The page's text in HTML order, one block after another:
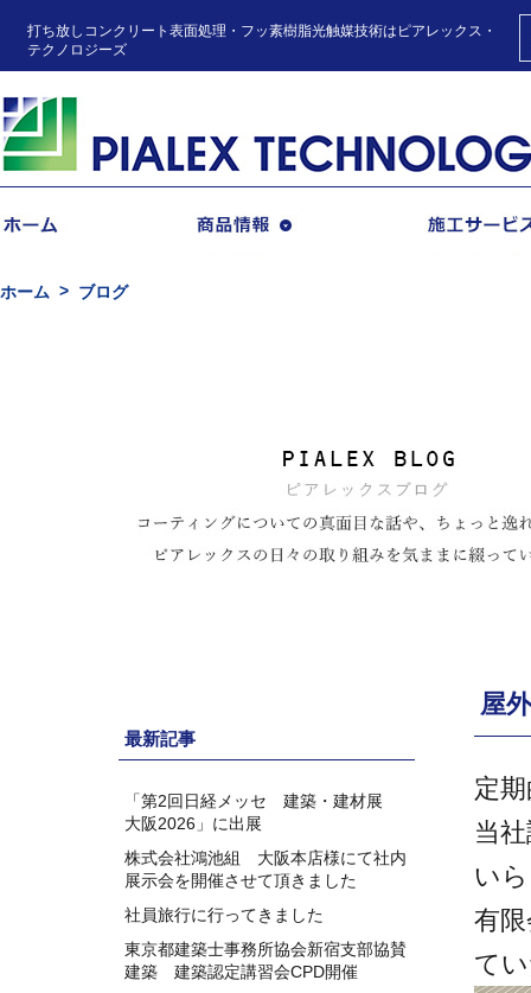
打ち放しコンクリート表面処理・フッ素樹脂光触媒技術はピアレックス・
テクノロジーズ
ホーム ブログ
最新記事
「第2回日経メッセ 建築・建材展
大阪2026」に出展
株式会社鴻池組 大阪本店様にて社内
展示会を開催させて頂きました
社員旅行に行ってきました
東京都建築士事務所協会新宿支部協賛
建築 建築認定講習会CPD開催
屋
定
当
い
有
て